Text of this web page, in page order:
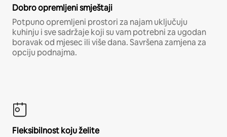
Dobro opremljeni smještaji
Potpuno opremljeni prostori za najam uključuju
kuhinju i sve sadržaje koji su vam potrebni za ugodan
boravak od mjesec ili više dana. Savršena zamjena za
opciju podnajma.
Fleksibilnost koju želite